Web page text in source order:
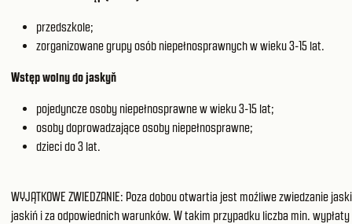
przedszkole;
zorganizowane grupy osób niepełnosprawnych w wieku 3-15 lat.
Wstęp wolny do jaskyň
pojedyncze osoby niepełnosprawne w wieku 3-15 lat;
osoby doprowadzające osoby niepełnosprawne;
dzieci do 3 lat.
WYJĄTKOWE ZWIEDZANIE: Poza dobou otwartia jest moźliwe zwiedzanie
jaskiń i za odpowiednich warunków. W takim przypadku liczba min.